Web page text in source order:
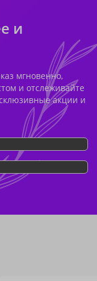
и
мгновенно,
и отслеживайте
акции и